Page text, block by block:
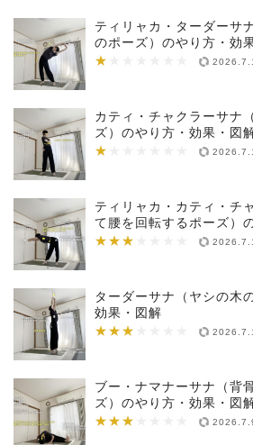
ティリャカ・ターダーサ
のポーズ）のやり方・効
★
★★★★★★★
カティ・チャクラーサナ
ズ）のやり方・効果・図
★
★★★★★★★
ティリャカ・カティ・チ
て腰を回転するポーズ）
★★★
★★★★★★★
ターダーサナ（ヤシの木
効果・図解
★★★
★★★★★★★
ブー・ナマナーサナ（背
ズ）のやり方・効果・図
★★★
★★★★★★★